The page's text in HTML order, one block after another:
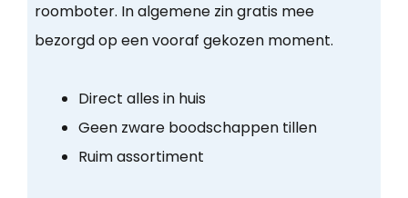
roomboter. In algemene zin gratis mee
bezorgd op een vooraf gekozen moment.
Direct alles in huis
Geen zware boodschappen tillen
Ruim assortiment